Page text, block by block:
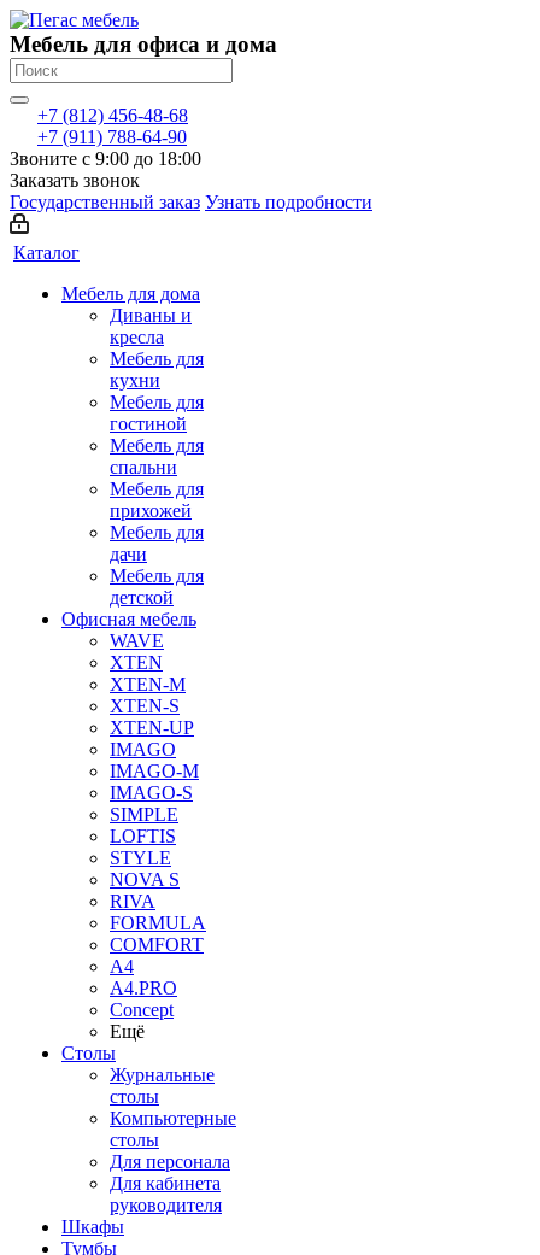
Мебель для офиса и дома
+7 (812) 456-48-68
+7 (911) 788-64-90
Звоните с 9:00 до 18:00
Заказать звонок
Государственный заказ Узнать подробности
Каталог
Мебель для дома
Диваны и
кресла
Мебель для
кухни
Мебель для
гостиной
Мебель для
спальни
Мебель для
прихожей
Мебель для
дачи
Мебель для
детской
Офисная мебель
WAVE
XTEN
XTEN-M
XTEN-S
XTEN-UP
IMAGO
IMAGO-M
IMAGO-S
SIMPLE
LOFTIS
STYLE
NOVA S
RIVA
FORMULA
COMFORT
A4
A4.PRO
Concept
Ещё
Столы
Журнальные
столы
Компьютерные
столы
Для персонала
Для кабинета
руководителя
Шкафы
Тумбы